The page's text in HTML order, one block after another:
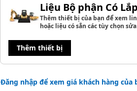
Liệu Bộ phận Có
Thêm thiết bị của bạn để xem
hoặc liệu có sẵn các tùy chọn
Thêm thiết bị
Đăng nhập để xem giá khách hàng của